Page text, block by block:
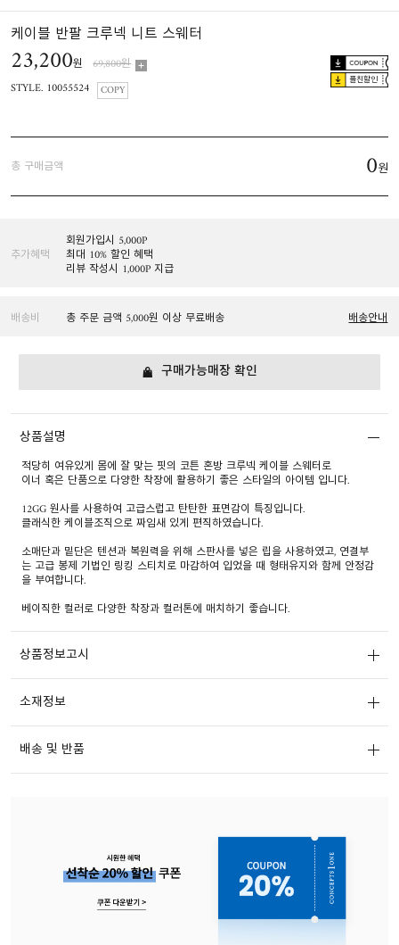
케이블 반팔 크루넥 니트 스웨터
23,200원 69,800원
플친할인
STYLE. 10055524 COPY
총 구매금액 0원
추가혜택
회원가입시 5,000P
최대 10% 할인 혜택
리뷰 작성시 1,000P 지급
배송비 총 주문 금액 5,000원 이상 무료배송 배송안내
구매가능매장 확인
상품설명
적당히 여유있게 몸에 잘 맞는 핏의 코튼 혼방 크루넥 케이블 스웨터로
이너 혹은 단품으로 다양한 착장에 활용하기 좋은 스타일의 아이템 입니다.
12GG 원사를 사용하여 고급스럽고 탄탄한 표면감이 특징입니다.
클래식한 케이블조직으로 짜임새 있게 편직하였습니다.
소매단과 밑단은 텐션과 복원력을 위해 스판사를 넣은 립을 사용하였고, 연결부
는 고급 봉제 기법인 링킹 스티치로 마감하여 입었을 때 형태유지와 함께 안정감
을 부여합니다.
베이직한 컬러로 다양한 착장과 컬러톤에 매치하기 좋습니다.
상품정보고시
소재정보
배송 및 반품